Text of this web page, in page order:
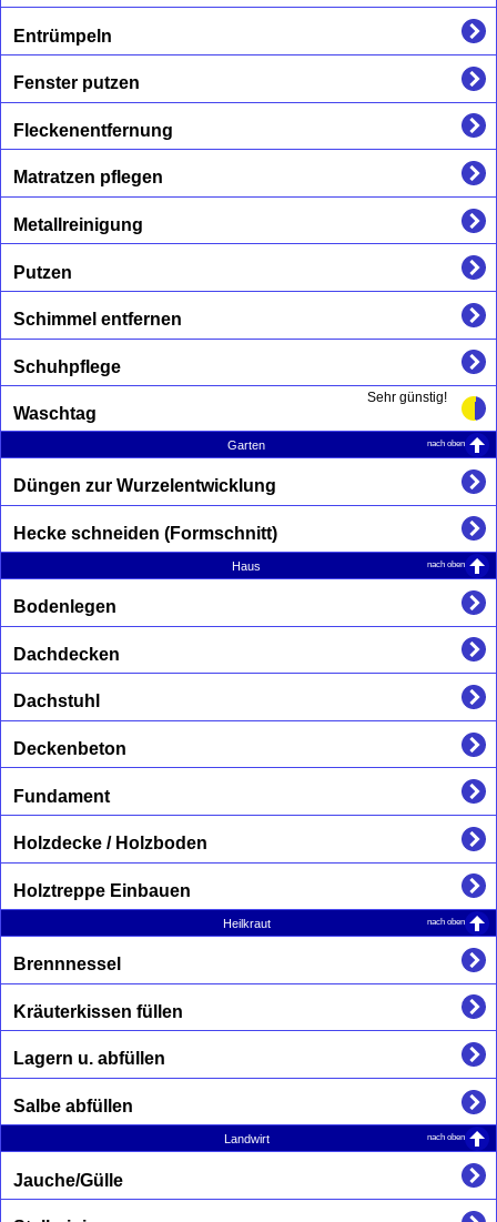
Entrümpeln
Fenster putzen
Fleckenentfernung
Matratzen pflegen
Metallreinigung
Putzen
Schimmel entfernen
Schuhpflege
Sehr günstig!
Waschtag
Garten nach oben
Düngen zur Wurzelentwicklung
Hecke schneiden (Formschnitt)
Haus nach oben
Bodenlegen
Dachdecken
Dachstuhl
Deckenbeton
Fundament
Holzdecke / Holzboden
Holztreppe Einbauen
Heilkraut nach oben
Brennnessel
Kräuterkissen füllen
Lagern u. abfüllen
Salbe abfüllen
Landwirt nach oben
Jauche/Gülle